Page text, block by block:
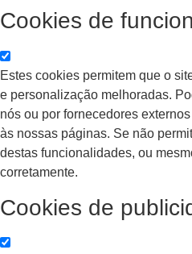
Cookies de
Estes cookies permitem que o
e personalização melhoradas.
nós ou por fornecedores
às nossas páginas. Se não
destas funcionalidades, ou
corretamente.
Cookies de